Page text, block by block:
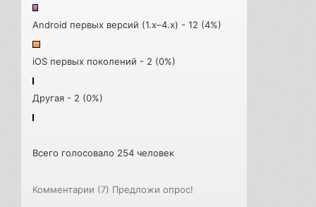
Android первых версий (1.x–4.x) - 12 (4%)
iOS первых поколений - 2 (0%)
Другая - 2 (0%)
Всего голосовало 254 человек
Комментарии (7) Предложи опрос!